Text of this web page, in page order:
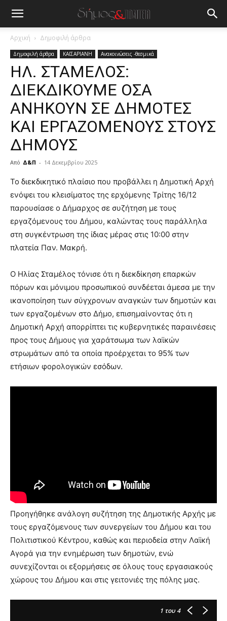
Αρχική Δημοφιλή άρθρα
Δημοφιλή άρθρα ΚΑΙΣΑΡΙΑΝΗ Ανακοινώσεις -θεσμικά
ΗΛ. ΣΤΑΜΕΛΟΣ:
ΔΙΕΚΔΙΚΟΥΜΕ ΟΣΑ
ΑΝΗΚΟΥΝ ΣΕ ΔΗΜΟΤΕΣ
ΚΑΙ ΕΡΓΑΖΟΜΕΝΟΥΣ ΣΤΟΥΣ
ΔΗΜΟΥΣ
Από Δ&Π - 14 Δεκεμβρίου 2025
blonde
lesbians
hot
cam
show.desi
xxx
teaches
you
the
of
pain.
pornhun
hd
porn
Το διεκδικητικό πλαίσιο που προβάλλει η Δημοτική Αρχή
ενόψει του κλεισίματος της ερχόμενης Τρίτης 16/12
παρουσίασε ο Δήμαρχος σε συζήτηση με τους
εργαζόμενους του Δήμου, καλώντας τους παράλληλα
στη συγκέντρωση της ίδιας μέρας στις 10:00 στην
πλατεία Παν. Μακρή.
Ο Ηλίας Σταμέλος τόνισε ότι η διεκδίκηση επαρκών
πόρων και μόνιμου προσωπικού συνδέεται άμεσα με την
ικανοποίηση των σύγχρονων αναγκών των δημοτών και
των εργαζομένων στο Δήμο, επισημαίνοντας ότι η
Δημοτική Αρχή απορρίπτει τις κυβερνητικές παραινέσεις
προς τους Δήμους για χαράτσωμα των λαϊκών
στρωμάτων από τα οποία προέρχεται το 95% των
ετήσιων φορολογικών εσόδων.
Προηγήθηκε ανάλογη συζήτηση της Δημοτικής Αρχής με
τους εργαζόμενους των συνεργείων του Δήμου και του
Πολιτιστικού Κέντρου, καθώς και περιοδεία στην Λαϊκή
Αγορά για την ενημέρωση των δημοτών, ενώ
συνεχίζονται οι εξορμήσεις σε όλους τους εργασιακούς
χώρους του Δήμου και στις γειτονιές της πόλης μας.
1 του 4